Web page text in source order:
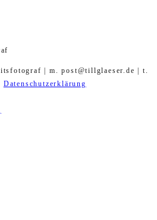
| m. post@tillglaeser.de | t.
Datenschutzerklärung